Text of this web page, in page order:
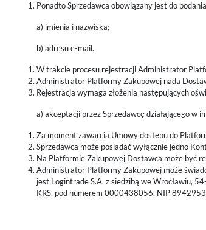
Ponadto Sprzedawca obowiązany jest do
a) imienia i nazwiska;
b) adresu e-mail.
W trakcie procesu rejestracji Administrator
Administrator Platformy Zakupowej nada
Rejestracja wymaga złożenia następujących
a) akceptacji przez Sprzedawcę działającego w
Za moment zawarcia Umowy dostępu do
Sprzedawca może posiadać wyłącznie jedno
Na Platformie Zakupowej Dostawca może być
Administrator Platformy Zakupowej może
jest Logintrade S.A. z siedzibą we Wrocławiu,
KRS, pod numerem 0000438056, NIP